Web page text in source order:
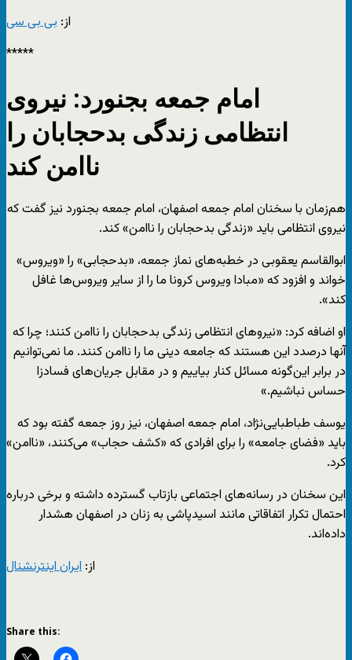
از: بی بی سی
*****
امام جمعه بجنورد: نیروی
انتظامی زندگی بدحجابان را
ناامن کند
هم‌زمان با سخنان امام جمعه اصفهان، امام جمعه بجنورد نیز گفت که
نیروی انتظامی باید «زندگی بدحجابان را ناامن» کند.
ابوالقاسم یعقوبی در خطبه‌های نماز جمعه، «بدحجابی» را «ویروس»
خواند و افزود که «مبادا ویروس کرونا ما را از سایر ویروس‌ها غافل
کند».
او اضافه کرد: «نیروهای انتظامی زندگی بدحجابان را ناامن کنند؛ چرا که
آنها درصدد این هستند که جامعه دینی ما را ناامن کنند. ما نمی‌توانیم
در برابر این‌گونه مسائل کنار بیاییم و در مقابل جریان‌های فسادزا
حساس نباشیم.»
یوسف طباطبایی‌نژاد، امام جمعه اصفهان، نیز روز جمعه گفته بود که
باید «فضای جامعه» را برای افرادی که «کشف حجاب» می‌کنند، «ناامن»
کرد.
این سخنان در رسانه‌‌های اجتماعی بازتاب گسترده داشته و برخی درباره
احتمال تکرار اتفاقاتی مانند اسیدپاشی به زنان در اصفهان هشدار
داده‌اند.
از: ایران اینترنشنال
Share this: